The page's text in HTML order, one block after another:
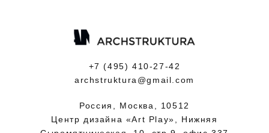
+7 (495) 410-27-42
archstruktura@gmail.com
Россия, Москва, 10512
Центр дизайна «Art Play», Нижняя